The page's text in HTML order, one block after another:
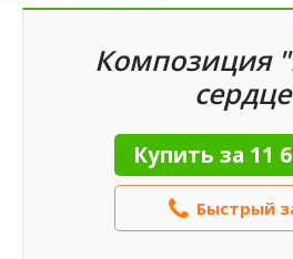
Композиция
Купить за 11
Быстрый